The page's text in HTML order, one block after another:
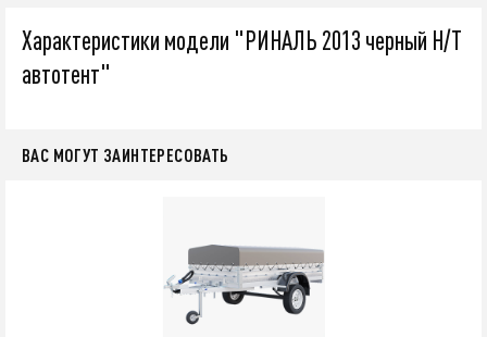
Характеристики модели "РИНАЛЬ 2013 черный Н/Т
автотент"
ВАС МОГУТ ЗАИНТЕРЕСОВАТЬ